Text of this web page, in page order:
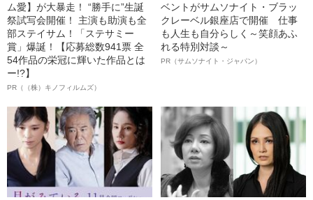
ム愛】が大暴走！ “勝手に”生誕
祭試写会開催！ 主演も助演も全
部ステイサム！「ステサミー
賞」爆誕！【応募総数941票 全
54作品の栄冠に輝いた作品とは
ー!?】
PR（（株）キノフィルムズ）
ベントがサムソナイト・ブラッ
クレーベル銀座店で開催 仕事
も人生も自分らしく～笑顔あふ
れる特別対談～
PR（サムソナイト・ジャパン）